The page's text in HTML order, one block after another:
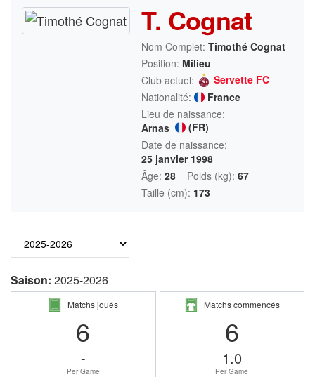
T. Cognat
Nom Complet: Timothé Cognat
Position: Milieu
Club actuel:
Servette FC
Nationalité:
France
Lieu de naissance:
Arnas
(FR)
Date de naissance:
25 janvier 1998
Âge: 28 Poids (kg): 67
Taille (cm): 173
Saison: 2025-2026
Matchs joués
6
-
Per Game
Matchs commencés
6
1.0
Per Game